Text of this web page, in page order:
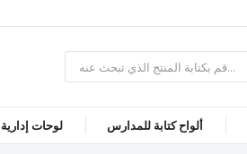
لوحات إدارية ألواح كتابة للمدارس